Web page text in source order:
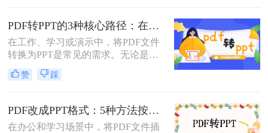
费。那么pdf如何免费转换ppt呢？以
下将介绍四种免费将PDF转换为PPT
的方法，帮助用户轻松实现格式转
换。
PDF转PPT的3种核心路径：在线、软件和PPT自带的适用范围！
在工作、学习或演示中，将PDF文件
转换为PPT是常见的需求。无论是整
合报告、课件，还是优化文档展示，
都需要一种高效且保留原格式的方
是几种常用方法的详细解析，帮助你
快速上手。
赞 踩
PDF改成PPT格式：5种方法按页面复杂度选择！
在办公和学习场景中，将PDF文件插